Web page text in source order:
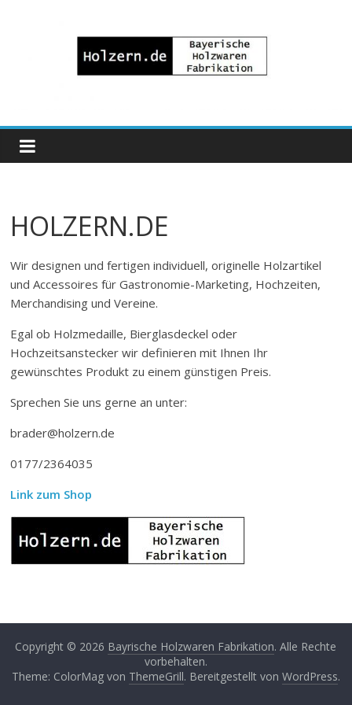
Bayrische
Holzwaren
Fabrikation
HOLZERN.DE
Wir designen und fertigen individuell, originelle Holzartikel
und Accessoires für Gastronomie-Marketing, Hochzeiten,
Merchandising und Vereine.
Egal ob Holzmedaille, Bierglasdeckel oder
Hochzeitsanstecker wir definieren mit Ihnen Ihr
gewünschtes Produkt zu einem günstigen Preis.
Sprechen Sie uns gerne an unter:
brader@holzern.de
0177/2364035
Link zum Shop
Copyright © 2026 Bayrische Holzwaren Fabrikation. Alle Rechte
vorbehalten.
Theme: ColorMag von ThemeGrill. Bereitgestellt von WordPress.